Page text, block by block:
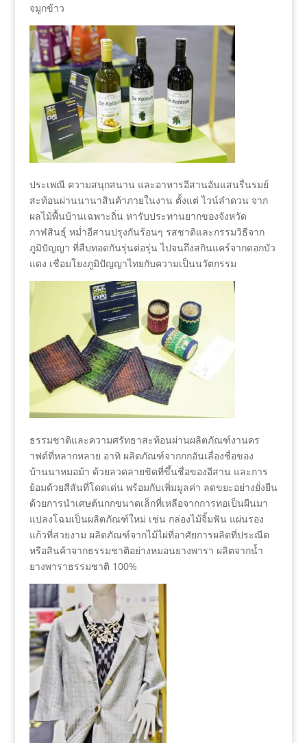
จมูกข้าว
ประเพณี ความสนุกสนาน และอาหารอีสานอันแสนรื่นรมย์
สะท้อนผ่านนานาสินค้าภายในงาน ตั้งแต่ ไวน์ลำดวน จาก
ผลไม้พื้นบ้านเฉพาะถิ่น หารับประทานยากของจังหวัด
กาฬสินธุ์ หม่ำอีสานปรุงกันร้อนๆ รสชาติและกรรมวิธีจาก
ภูมิปัญญา ที่สืบทอดกันรุ่นต่อรุ่น ไปจนถึงสกินแคร์จากดอกบัว
แดง เชื่อมโยงภูมิปัญญาไทยกับความเป็นนวัตกรรม
ธรรมชาติและความศรัทธาสะท้อนผ่านผลิตภัณฑ์งานคร
าฟต์ที่หลากหลาย อาทิ ผลิตภัณฑ์จากกกอันเลื่องชื่อของ
บ้านนาหมอม้า ด้วยลวดลายขิดที่ขึ้นชื่อของอีสาน และการ
ย้อมด้วยสีสันที่โดดเด่น พร้อมกับเพิ่มมูลค่า ลดขยะอย่างยั่งยืน
ด้วยการนำเศษต้นกกขนาดเล็กที่เหลือจากการทอเป็นผืนมา
แปลงโฉมเป็นผลิตภัณฑ์ใหม่ เช่น กล่องไม้จิ้มฟัน แผ่นรอง
แก้วที่สวยงาม ผลิตภัณฑ์จากไม้ไผ่ที่อาศัยการผลิตที่ประณีต
หรือสินค้าจากธรรมชาติอย่างหมอนยางพารา ผลิตจากน้ำ
ยางพาราธรรมชาติ 100%